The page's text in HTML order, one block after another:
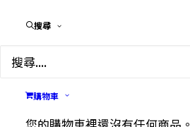
搜尋
購物車